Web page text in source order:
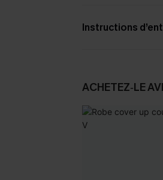
Instructions
ACHETEZ‑LE